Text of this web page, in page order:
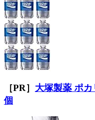
［PR］ 大塚製薬 ポ
個